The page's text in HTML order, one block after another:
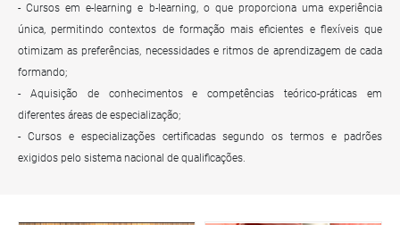
- Cursos em e-learning e b-learning, o que proporciona uma experiência
única, permitindo contextos de formação mais eficientes e flexíveis que
otimizam as preferências, necessidades e ritmos de aprendizagem de cada
formando;
- Aquisição de conhecimentos e competências teórico-práticas em
diferentes áreas de especialização;
- Cursos e especializações certificadas segundo os termos e padrões
exigidos pelo sistema nacional de qualificações.